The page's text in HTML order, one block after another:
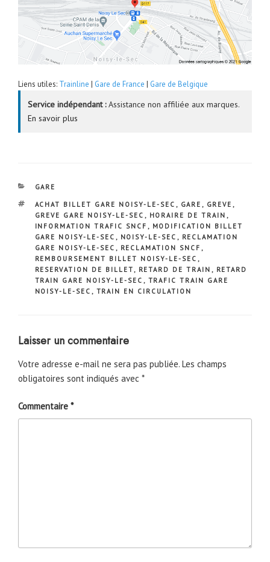
Liens utiles: Trainline | Gare de France | Gare de Belgique
Service indépendant :Assistance non affiliée aux marques.
En savoir plus
CATÉGORIES
GARE
ÉTIQUETTES
ACHAT BILLET GARE NOISY-LE-SEC , GARE , GREVE ,
GREVE GARE NOISY-LE-SEC , HORAIRE DE TRAIN ,
INFORMATION TRAFIC SNCF , MODIFICATION BILLET
GARE NOISY-LE-SEC , NOISY-LE-SEC , RECLAMATION
GARE NOISY-LE-SEC , RECLAMATION SNCF ,
REMBOURSEMENT BILLET NOISY-LE-SEC ,
RESERVATION DE BILLET, RETARD DE TRAIN , RETARD
TRAIN GARE NOISY-LE-SEC , TRAFIC TRAIN GARE
NOISY-LE-SEC , TRAIN EN CIRCULATION
Laisser un commentaire
Votre adresse e-mail ne sera pas publiée. Les champs
obligatoires sont indiqués avec *
Commentaire *